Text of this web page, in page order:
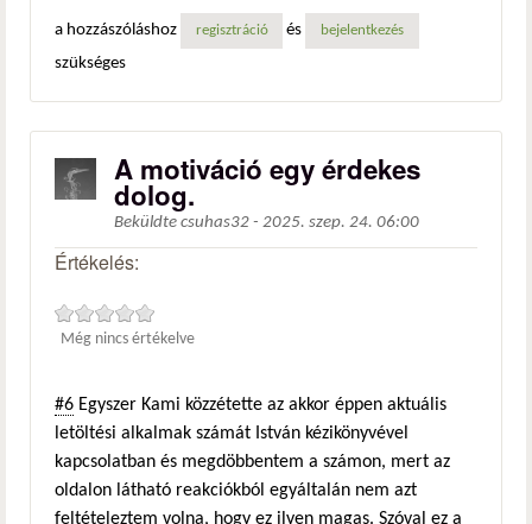
a hozzászóláshoz regisztráció és bejelentkezés
szükséges
A motiváció egy érdekes
dolog.
Beküldte csuhas32 - 2025. szep. 24. 06:00
Értékelés:
Még nincs értékelve
#6 Egyszer Kami közzétette az akkor éppen aktuális
letöltési alkalmak számát István kézikönyvével
kapcsolatban és megdöbbentem a számon, mert az
oldalon látható reakciókból egyáltalán nem azt
feltételeztem volna, hogy ez ilyen magas. Szóval ez a